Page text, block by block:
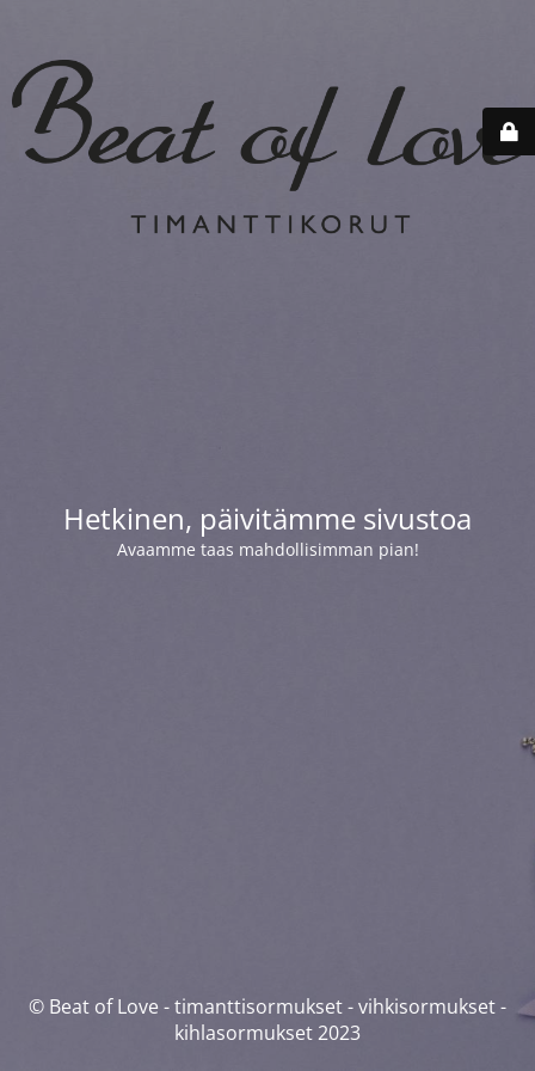
Hetkinen, päivitämme sivustoa
Avaamme taas mahdollisimman pian!
© Beat of Love - timanttisormukset - vihkisormukset -
kihlasormukset 2023